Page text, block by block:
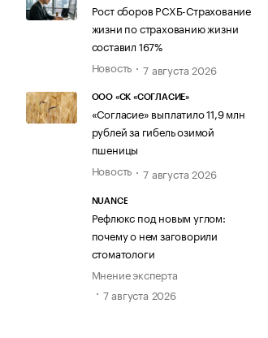
Рост сборов РСХБ-Страхование
жизни по страхованию жизни
составил 167%
Новость
7 августа 2026
ООО «СК «СОГЛАСИЕ»
«Согласие» выплатило 11,9 млн
рублей за гибель озимой
пшеницы
Новость
7 августа 2026
NUANCE
Рефлюкс под новым углом:
почему о нем заговорили
стоматологи
Мнение эксперта
7 августа 2026